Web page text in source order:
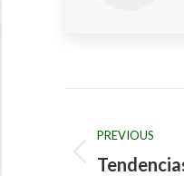
PREVIOUS
Previous